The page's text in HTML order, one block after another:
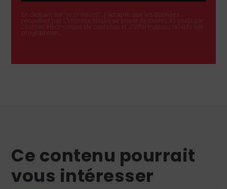
En cliquant sur "Je m'inscris", j'accepte que les données
recueillies par L'Homme Nouveau soient destinées à l'envoi par
courrier électronique de contenus et d'informations relatifs aux
programmes.
Ce contenu pourrait
vous intéresser